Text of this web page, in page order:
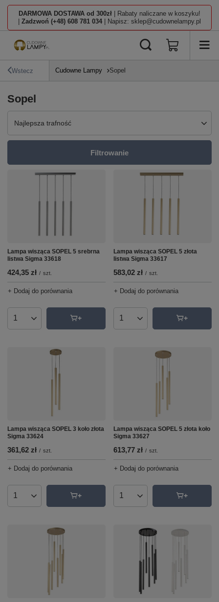
DARMOWA DOSTAWA od 300zł | Rabaty naliczane w koszyku!
Zadzwoń (+48) 608 781 034 | Napisz: sklep@cudownelampy.pl
Wstecz Cudowne Lampy Sopel
Sopel
Zmień sortowanie
Najlepsza trafność
Filtrowanie
Lampa wisząca SOPEL 5 srebrna
listwa Sigma 33618
424,35 zł / szt.
+ Dodaj do porównania
Ilość produktów
Lampa wisząca SOPEL 5 złota
listwa Sigma 33617
583,02 zł / szt.
+ Dodaj do porównania
Ilość produktów
Lampa wisząca SOPEL 3 koło złota
Sigma 33624
361,62 zł / szt.
+ Dodaj do porównania
Ilość produktów
Lampa wisząca SOPEL 5 złota koło
Sigma 33627
613,77 zł / szt.
+ Dodaj do porównania
Ilość produktów